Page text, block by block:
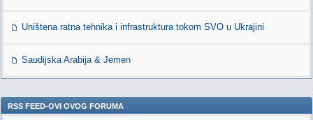
Uništena ratna tehnika i infrastruktura tokom SVO u Ukrajini
Saudijska Arabija & Jemen
RSS FEED-OVI OVOG FORUMA